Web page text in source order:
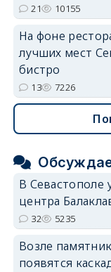
21 10155
На фоне
лучших мест
бистро
13 7226
В Севастополе
центра
32 5235
Возле
появятся